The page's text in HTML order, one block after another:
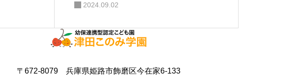
2024.09.02
〒672-8079 兵庫県姫路市飾磨区今在家6-133